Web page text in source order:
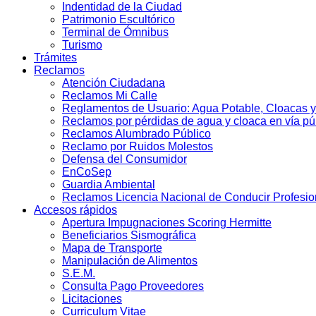
Indentidad de la Ciudad
Patrimonio Escultórico
Terminal de Ómnibus
Turismo
Trámites
Reclamos
Atención Ciudadana
Reclamos Mi Calle
Reglamentos de Usuario: Agua Potable, Cloacas
Reclamos por pérdidas de agua y cloaca en vía
Reclamos Alumbrado Público
Reclamo por Ruidos Molestos
Defensa del Consumidor
EnCoSep
Guardia Ambiental
Reclamos Licencia Nacional de Conducir
Accesos rápidos
Apertura Impugnaciones Scoring Hermitte
Beneficiarios Sismográfica
Mapa de Transporte
Manipulación de Alimentos
S.E.M.
Consulta Pago Proveedores
Licitaciones
Curriculum Vitae